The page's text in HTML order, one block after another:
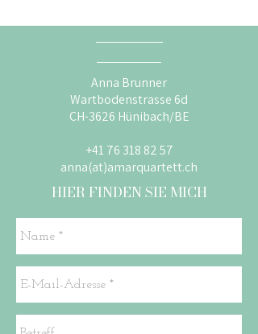
Anna Brunner
Wartbodenstrasse 6d
CH-3626 Hünibach/BE
+41 76 318 82 57
anna(at)amarquartett.ch
HIER FINDEN SIE MICH